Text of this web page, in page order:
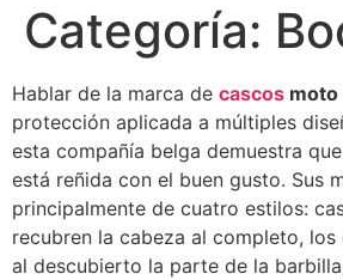
Categoría:
Hablar de la marca de cascos moto
protección aplicada a múltiples
esta compañía belga demuestra
está reñida con el buen gusto. Sus
principalmente de cuatro estilos:
recubren la cabeza al completo,
al descubierto la parte de la